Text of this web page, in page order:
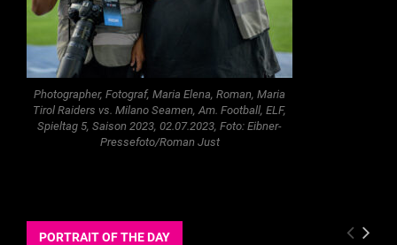
Photographer, Fotograf, Maria Elena, Roman, Maria
Tirol Raiders vs. Milano Seamen, Am. Football, ELF,
Spieltag 5, Saison 2023, 02.07.2023, Foto: Eibner-
Pressefoto/Roman Just
PORTRAIT OF THE DAY